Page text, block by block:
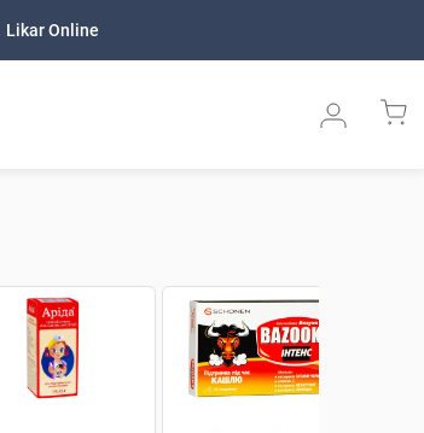
Likar Online